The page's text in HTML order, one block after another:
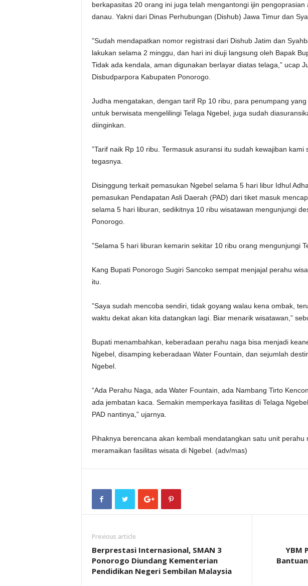
berkapasitas 20 orang ini juga telah mengantongi ijin
danau. Yakni dari Dinas Perhubungan (Dishub) Jawa Timur dan
”Sudah mendapatkan nomor registrasi dari Dishub Jatim dan
lakukan selama 2 minggu, dan hari ini diuji langsung oleh Bapak
Tidak ada kendala, aman digunakan berlayar diatas telaga,” ucap
Disbudparpora Kabupaten Ponorogo.
Judha mengatakan, dengan tarif Rp 10 ribu, para penumpang
untuk berwisata mengelilingi Telaga Ngebel, juga sudah
diinginkan.
”Tarif naik Rp 10 ribu. Termasuk asuransi itu sudah kewajiban kami
tegasnya.
Disinggung terkait pemasukan Ngebel selama 5 hari libur Idhul
pemasukan Pendapatan Asli Daerah (PAD) dari tiket masuk
selama 5 hari liburan, sedikitnya 10 ribu wisatawan mengunjungi
Ponorogo.
”Selama 5 hari liburan kemarin sekitar 10 ribu orang mengunjungi
Kang Bupati Ponorogo Sugiri Sancoko sempat menjajal perahu
itu.
”Saya sudah mencoba sendiri, tidak goyang walau kena ombak,
waktu dekat akan kita datangkan lagi. Biar menarik wisatawan,”
Bupati menambahkan, keberadaan perahu naga bisa menjadi
Ngebel, disamping keberadaan Water Fountain, dan sejumlah
Ngebel.
“Ada Perahu Naga, ada Water Fountain, ada Nambang Tirto
ada jembatan kaca. Semakin memperkaya fasilitas di Telaga
PAD nantinya,” ujarnya.
Pihaknya berencana akan kembali mendatangkan satu unit perahu
meramaikan fasilitas wisata di Ngebel. (adv/mas)
Previous article
Berprestasi Internasional, SMAN 3
Ponorogo Diundang Kementerian
Pendidikan Negeri Sembilan Malaysia
YBM